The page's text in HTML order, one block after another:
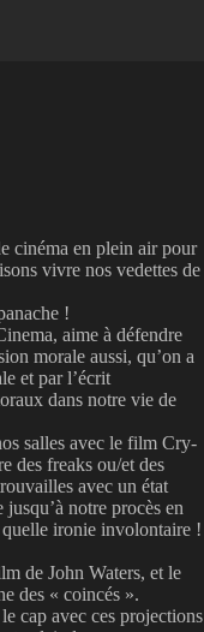
cinéma en plein air pour
vivre nos vedettes de
!
aime à défendre
morale aussi, qu’on a
et par l’écrit
dans notre vie de
salles avec le film Cry-
des freaks ou/et des
avec un état
notre procès en
quelle ironie involontaire !
de John Waters, et le
des « coincés ».
cap avec ces projections